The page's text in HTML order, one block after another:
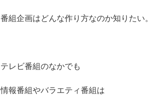
番組企画はどんな作り方なのか知りたい。
テレビ番組のなかでも
情報番組やバラエティ番組は